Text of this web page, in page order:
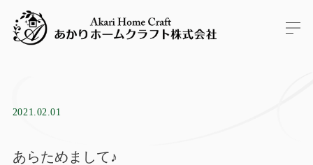
2021.02.01
あらためまして♪